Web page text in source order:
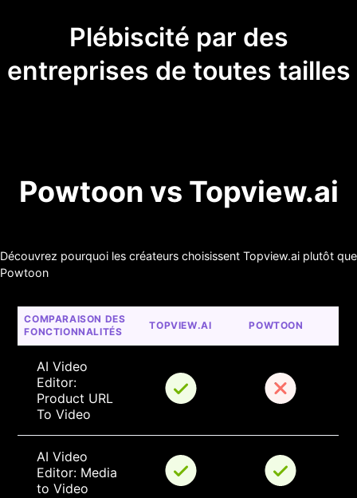
Plébiscité par des
entreprises de toutes tailles
Powtoon vs Topview.ai
Découvrez pourquoi les créateurs choisissent Topview.ai plutôt que
Powtoon
COMPARAISON DES
FONCTIONNALITÉS
TOPVIEW.AI POWTOON
AI Video
Editor:
Product URL
To Video
AI Video
Editor: Media
to Video